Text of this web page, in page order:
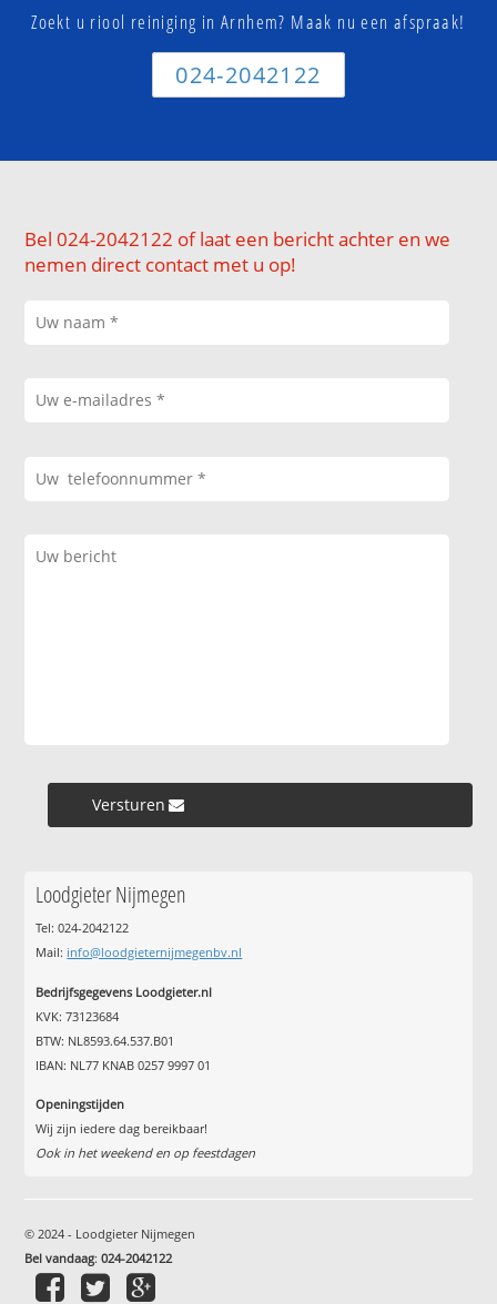
Zoekt u riool reiniging in Arnhem? Maak nu een afspraak!
024-2042122
Bel 024-2042122 of laat een bericht achter en we
nemen direct contact met u op!
Versturen »
Loodgieter Nijmegen
Tel: 024-2042122
Mail: info@loodgieternijmegenbv.nl
Bedrijfsgegevens Loodgieter.nl
KVK: 73123684
BTW: NL8593.64.537.B01
IBAN: NL77 KNAB 0257 9997 01
Openingstijden
Wij zijn iedere dag bereikbaar!
Ook in het weekend en op feestdagen
© 2024 - Loodgieter Nijmegen
Bel vandaag:024-2042122